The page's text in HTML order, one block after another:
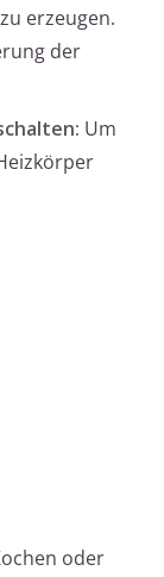
erzeugen.
der
Um
oder